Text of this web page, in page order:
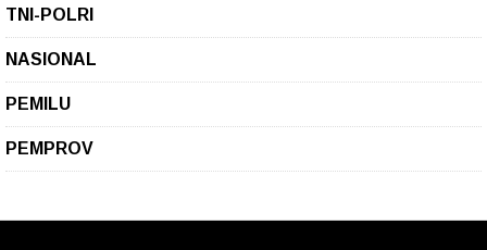
TNI-POLRI
NASIONAL
PEMILU
PEMPROV